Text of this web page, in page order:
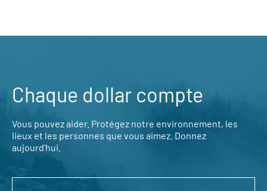
Chaque dollar compte
Vous pouvez aider. Protégez notre environnement, les
lieux et les personnes que vous aimez. Donnez
aujourd’hui.